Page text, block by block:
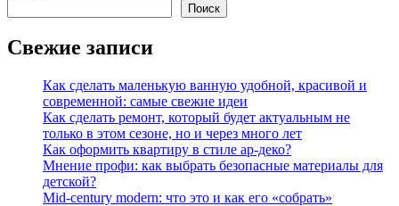
Поиск
Свежие записи
Как сделать маленькую ванную удобной, красивой и
современной: самые свежие идеи
Как сделать ремонт, который будет актуальным не
только в этом сезоне, но и через много лет
Как оформить квартиру в стиле ар-деко?
Мнение профи: как выбрать безопасные материалы для
детской?
Mid-century modern: что это и как его «собрать»